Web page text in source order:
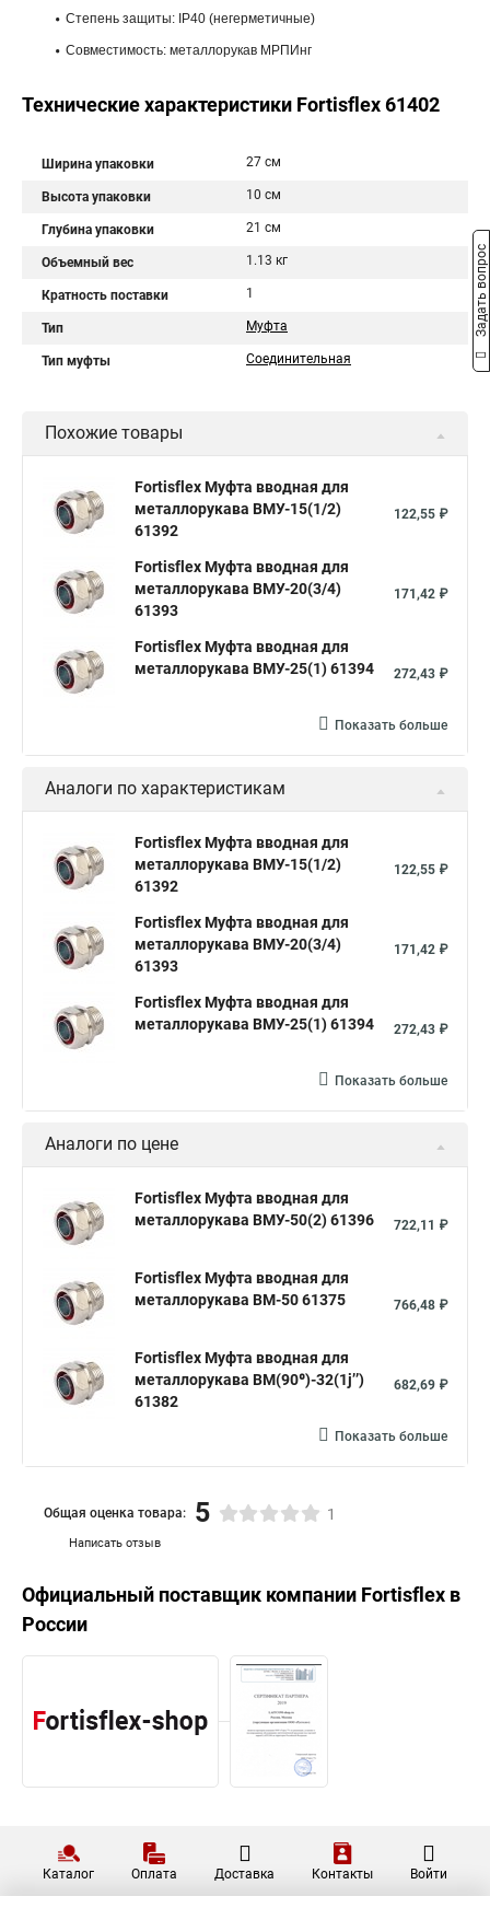
Степень защиты: IP40 (негерметичные)
Совместимость: металлорукав МРПИнг
Технические характеристики Fortisflex 61402
Ширина упаковки 27 см
Высота упаковки 10 см
Глубина упаковки 21 см
Объемный вес 1.13 кг
Кратность поставки 1
Тип Муфта
Тип муфты Соединительная
Похожие товары
Fortisflex Муфта вводная для
металлорукава ВМУ-15(1/2)
61392
122,55 ₽
Fortisflex Муфта вводная для
металлорукава ВМУ-20(3/4)
61393
171,42 ₽
Fortisflex Муфта вводная для
металлорукава ВМУ-25(1) 61394
272,43 ₽
Показать больше
Аналоги по характеристикам
Fortisflex Муфта вводная для
металлорукава ВМУ-15(1/2)
61392
122,55 ₽
Fortisflex Муфта вводная для
металлорукава ВМУ-20(3/4)
61393
171,42 ₽
Fortisflex Муфта вводная для
металлорукава ВМУ-25(1) 61394
272,43 ₽
Показать больше
Аналоги по цене
Fortisflex Муфта вводная для
металлорукава ВМУ-50(2) 61396
722,11 ₽
Fortisflex Муфта вводная для
металлорукава ВМ-50 61375
766,48 ₽
Fortisflex Муфта вводная для
металлорукава ВМ(90⁰)-32(1ј’’)
61382
682,69 ₽
Показать больше
Написать отзыв
Общая оценка товара: 5 1
Официальный поставщик компании Fortisflex в
России
Каталог Оплата Доставка Контакты Войти
Задать вопрос